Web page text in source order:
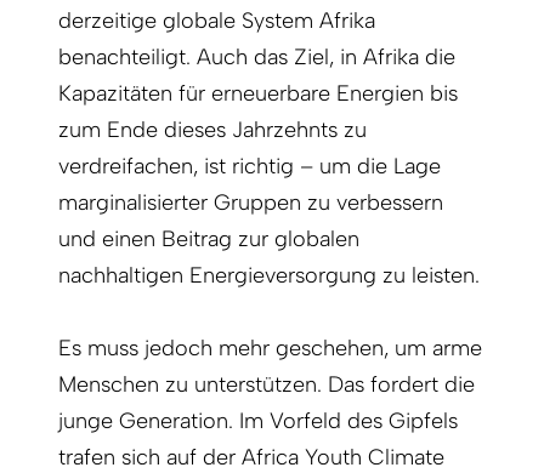
derzeitige globale System Afrika
benachteiligt. Auch das Ziel, in Afrika die
Kapazitäten für erneuerbare Energien bis
zum Ende dieses Jahrzehnts zu
verdreifachen, ist richtig – um die Lage
marginalisierter Gruppen zu verbessern
und einen Beitrag zur globalen
nachhaltigen Energieversorgung zu leisten.
Es muss jedoch mehr geschehen, um arme
Menschen zu unterstützen. Das fordert die
junge Generation. Im Vorfeld des Gipfels
trafen sich auf der Africa Youth Climate